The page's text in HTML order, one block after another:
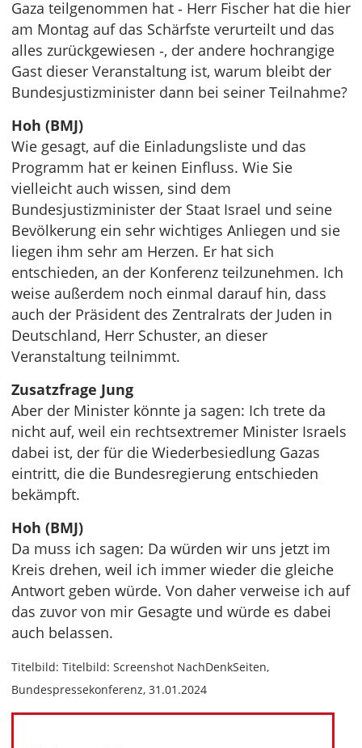
Gaza teilgenommen hat ‑ Herr Fischer hat die hier
am Montag auf das Schärfste verurteilt und das
alles zurückgewiesen ‑, der andere hochrangige
Gast dieser Veranstaltung ist, warum bleibt der
Bundesjustizminister dann bei seiner Teilnahme?
Hoh (BMJ)
Wie gesagt, auf die Einladungsliste und das
Programm hat er keinen Einfluss. Wie Sie
vielleicht auch wissen, sind dem
Bundesjustizminister der Staat Israel und seine
Bevölkerung ein sehr wichtiges Anliegen und sie
liegen ihm sehr am Herzen. Er hat sich
entschieden, an der Konferenz teilzunehmen. Ich
weise außerdem noch einmal darauf hin, dass
auch der Präsident des Zentralrats der Juden in
Deutschland, Herr Schuster, an dieser
Veranstaltung teilnimmt.
Zusatzfrage Jung
Aber der Minister könnte ja sagen: Ich trete da
nicht auf, weil ein rechtsextremer Minister Israels
dabei ist, der für die Wiederbesiedlung Gazas
eintritt, die die Bundesregierung entschieden
bekämpft.
Hoh (BMJ)
Da muss ich sagen: Da würden wir uns jetzt im
Kreis drehen, weil ich immer wieder die gleiche
Antwort geben würde. Von daher verweise ich auf
das zuvor von mir Gesagte und würde es dabei
auch belassen.
Titelbild: Titelbild: Screenshot NachDenkSeiten,
Bundespressekonferenz, 31.01.2024